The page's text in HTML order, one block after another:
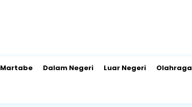
Martabe Dalam Negeri Luar Negeri Olahraga